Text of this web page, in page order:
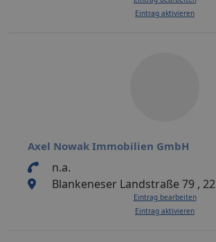
Eintrag aktivieren
Axel Nowak Immobilien GmbH
n.a.
Blankeneser Landstraße 79 ,
Eintrag bearbeiten
Eintrag aktivieren